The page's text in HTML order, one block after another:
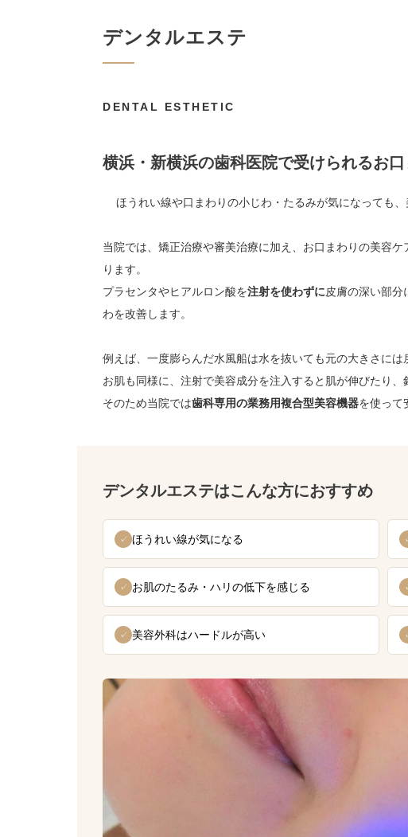
デンタルエステ
DENTAL ESTHETIC
横浜・新横浜の歯科医院で受けられるお
ほうれい線や口まわりの小じわ・たるみが気になっても
当院では、矯正治療や審美治療に加え、お口まわりの美容
ります。
プラセンタやヒアルロン酸を注射を使わずに皮膚の深い部分
わを改善します。
例えば、一度膨らんだ水風船は水を抜いても元の大きさには
お肌も同様に、注射で美容成分を注入すると肌が伸びたり、
そのため当院では歯科専用の業務用複合型美容機器を使って
デンタルエステはこんな方におすすめ
✓ ほうれい線が気になる
✓ お肌のたるみ・ハリの低下を感じる
✓ 美容外科はハードルが高い